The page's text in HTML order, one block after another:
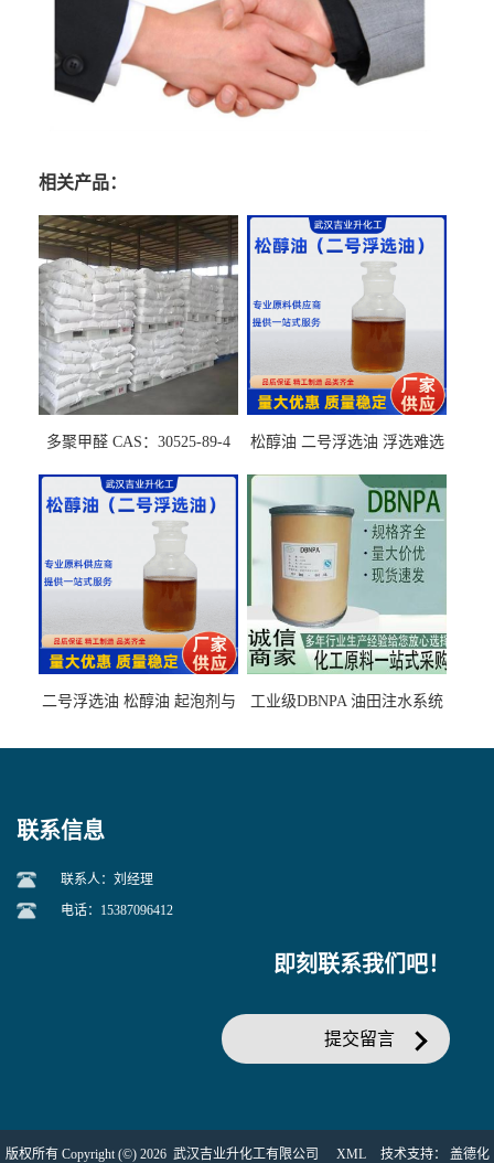
相关产品：
多聚甲醛 CAS：30525-89-4
松醇油 二号浮选油 浮选难选
石墨矿
二号浮选油 松醇油 起泡剂与
工业级DBNPA 油田注水系统
联系信息
联系人：刘经理
电话：15387096412
即刻联系我们吧！
提交留言
版权所有 Copyright (©) 2026 武汉吉业升化工有限公司 XML 技术支持： 盖德化